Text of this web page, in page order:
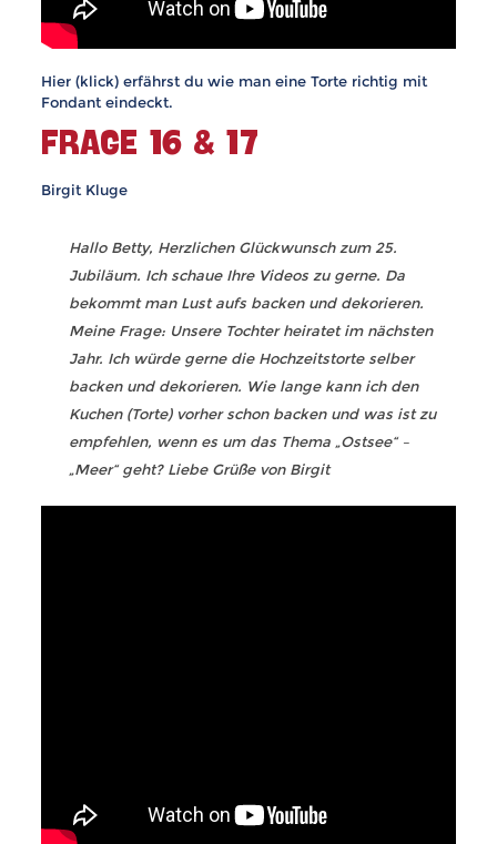
Hier (klick) erfährst du wie man eine Torte richtig mit
Fondant eindeckt.
FRAGE 16 & 17
Birgit Kluge
Hallo Betty, Herzlichen Glückwunsch zum 25.
Jubiläum. Ich schaue Ihre Videos zu gerne. Da
bekommt man Lust aufs backen und dekorieren.
Meine Frage: Unsere Tochter heiratet im nächsten
Jahr. Ich würde gerne die Hochzeitstorte selber
backen und dekorieren. Wie lange kann ich den
Kuchen (Torte) vorher schon backen und was ist zu
empfehlen, wenn es um das Thema „Ostsee“ –
„Meer“ geht? Liebe Grüße von Birgit